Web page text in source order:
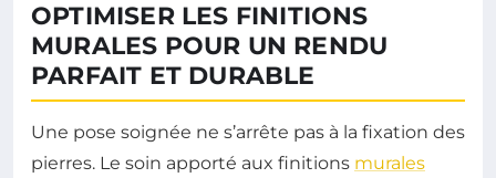
OPTIMISER LES FINITIONS
MURALES POUR UN RENDU
PARFAIT ET DURABLE
Une pose soignée ne s’arrête pas à la fixation des
pierres. Le soin apporté aux finitions murales